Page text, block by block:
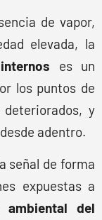
de vapor,
elevada, la
es un
los puntos de
y
adentro.
señal de forma
expuestas a
ambiental del